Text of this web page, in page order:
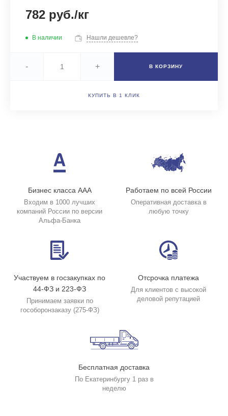
782 руб./кг
В наличии Нашли дешевле?
- + В КОРЗИНУ
КУПИТЬ В 1 КЛИК
Бизнес класса ААА
Входим в 1000 лучших
компаний России по версии
Альфа-Банка
Работаем по всей России
Оперативная доставка в
любую точку
Участвуем в госзакупках по
44-ФЗ и 223-ФЗ
Принимаем заявки по
гособоронзаказу (275-ФЗ)
Отсрочка платежа
Для клиентов с высокой
деловой репутацией
Бесплатная доставка
По Екатеринбургу 1 раз в
неделю